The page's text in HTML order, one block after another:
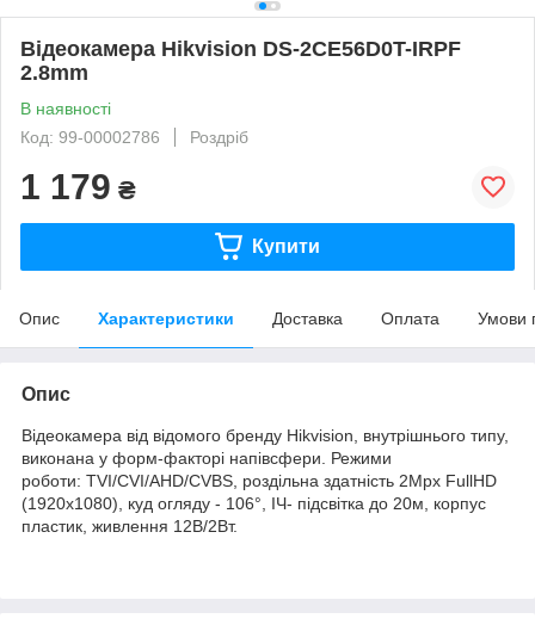
Відеокамера Hikvision DS-2CE56D0T-IRPF
2.8mm
В наявності
Код: 99-00002786
Роздріб
1 179 ₴
Купити
Опис Характеристики Доставка Оплата Умови
Опис
Відеокамера від відомого бренду Hikvision, внутрішнього типу,
виконана у форм-факторі напівсфери. Режими
роботи: TVI/CVI/AHD/CVBS, роздільна здатність 2Мрх FullHD
(1920х1080), куд огляду - 106°, ІЧ- підсвітка до 20м, корпус
пластик, живлення 12В/2Вт.